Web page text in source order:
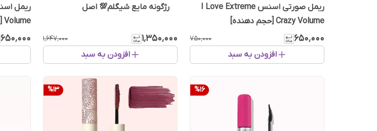
ریمل صورتی اسنس I Love Extreme
Crazy Volume [حجم دهنده]
۶۵۰٬۰۰۰ ۷۵۰٬۰۰۰
افزودن به سبد
رژگونه مایع شیگلم💯 اصل
۱٬۳۵۰٬۰۰۰ ۱٬۶۴۷٬۰۰۰
افزودن به سبد
Volume [حجم دهنده]
۶۵۰٬۰۰۰
%16
%13